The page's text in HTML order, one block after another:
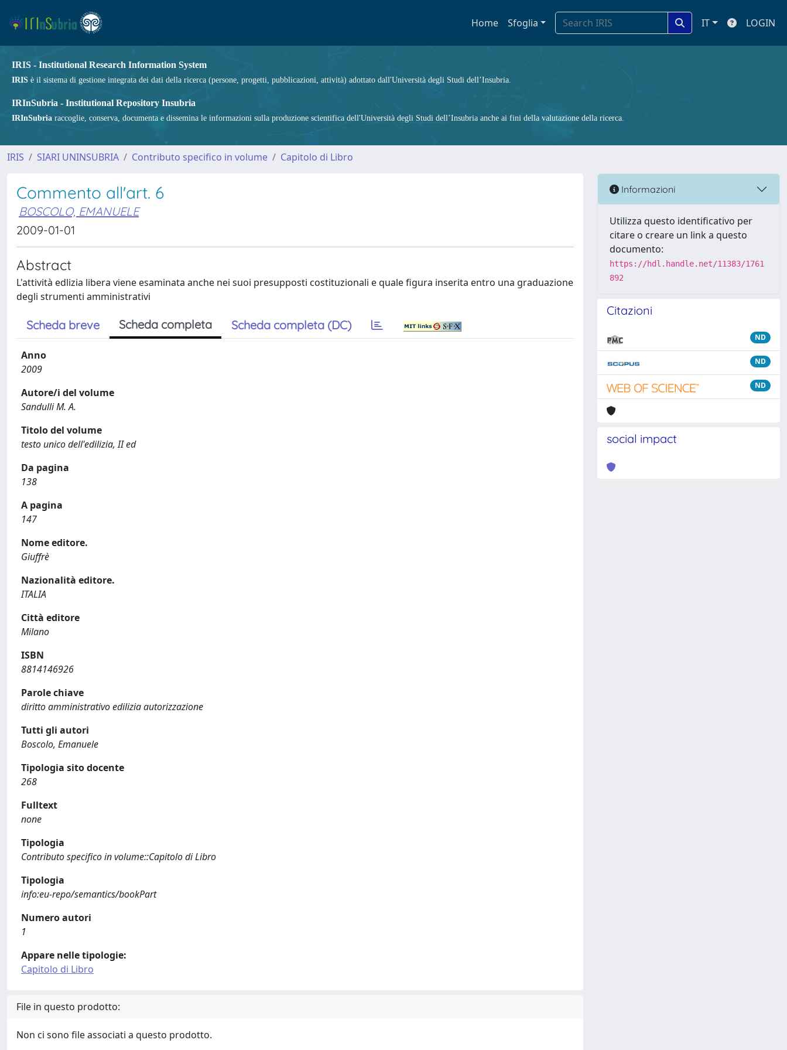
Home Sfoglia IT LOGIN
IRIS - Institutional Research Information System
IRIS è il sistema di gestione integrata dei dati della ricerca (persone, progetti, pubblicazioni, attività) adottato dall'Università degli Studi dell’Insubria.
IRInSubria - Institutional Repository Insubria
IRInSubria raccoglie, conserva, documenta e dissemina le informazioni sulla produzione scientifica dell'Università degli Studi dell’Insubria anche ai fini della valutazione della ricerca.
IRIS SIARI UNINSUBRIA Contributo specifico in volume Capitolo di Libro
Commento all'art. 6
BOSCOLO, EMANUELE
2009-01-01
Abstract
L'attività edlizia libera viene esaminata anche nei suoi presupposti costituzionali e quale figura inserita entro una graduazione
degli strumenti amministrativi
Scheda breve Scheda completa Scheda completa (DC)
Anno
2009
Autore/i del volume
Sandulli M. A.
Titolo del volume
testo unico dell'edilizia, II ed
Da pagina
138
A pagina
147
Nome editore.
Giuffrè
Nazionalità editore.
ITALIA
Città editore
Milano
ISBN
8814146926
Parole chiave
diritto amministrativo edilizia autorizzazione
Tutti gli autori
Boscolo, Emanuele
Tipologia sito docente
268
Fulltext
none
Tipologia
Contributo specifico in volume::Capitolo di Libro
Tipologia
info:eu-repo/semantics/bookPart
Numero autori
1
Appare nelle tipologie:
Capitolo di Libro
File in questo prodotto:
Non ci sono file associati a questo prodotto.
Informazioni
Utilizza questo identificativo per
citare o creare un link a questo
documento:
https://hdl.handle.net/11383/1761
892
Citazioni
ND
ND
ND
social impact